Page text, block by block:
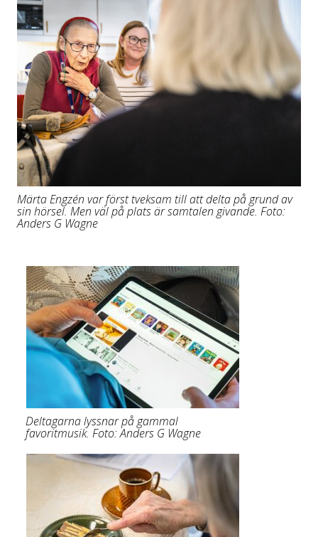
Märta Engzén var först tveksam till att delta på grund av
sin hörsel. Men väl på plats är samtalen givande. Foto:
Anders G Wagne
Deltagarna lyssnar på gammal
favoritmusik. Foto: Anders G Wagne